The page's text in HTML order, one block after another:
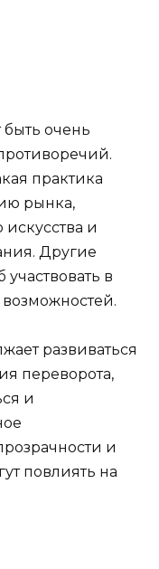
очень
практика
рынка,
и
Другие
в
развиваться
переворота,
и
и
повлиять на